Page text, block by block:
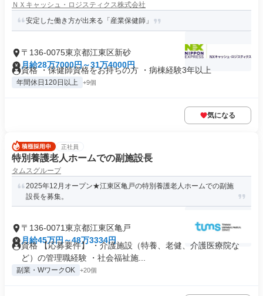
ＮＸキャッシュ・ロジスティクス株式会社
安定した働き方が出来る「産業保健師」
〒136-0075東京都江東区新砂
月給28万7000円～31万4000円
資格 ・保健師資格をお持ちの方 ・病棟経験3年以上
年間休日120日以上 +9個
気になる
正社員
特別養護老人ホームでの副施設長
タムスグループ
2025年12月オープン★江東区亀戸の特別養護老人ホームでの副施
設長を募集。
〒136-0071東京都江東区亀戸
月給45万円～48万3334円
資格 【応募要件】 ・介護施設（特養、老健、介護医療院な
ど）の管理職経験 ・社会福祉施...
副業・WワークOK +20個